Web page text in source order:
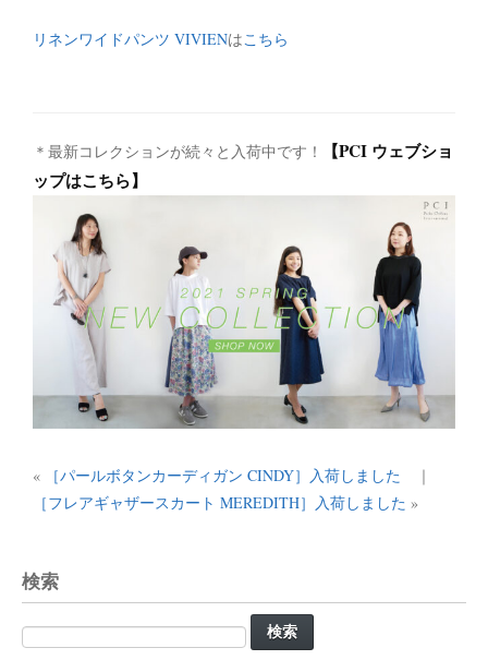
リネンワイドパンツ VIVIENはこちら
＊最新コレクションが続々と入荷中です！
【PCI ウェブショ
ップはこちら】
« ［パールボタンカーディガン CINDY］入荷しました ｜
［フレアギャザースカート MEREDITH］入荷しました »
検索
検
索: